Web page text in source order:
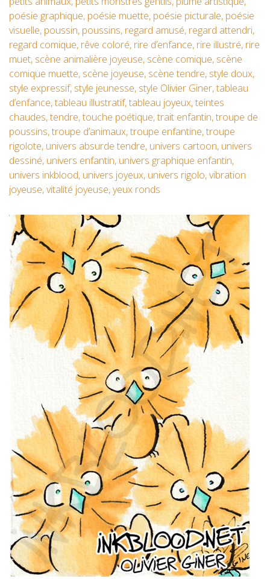
poésie graphique, poésie muette, poésie picturale, poésie
visuelle, poussin, poussins, regard amusé, regard attendri,
regard comique, rêve coloré, rire d’enfance, rire illustré, rire
muet, scène animalière joyeuse, scène comique, scène
comique muette, scène joyeuse, scène tendre, style doux,
style expressif, style jeunesse, style Olivier Giner,tableau
d’enfance,tableau illustratif,tableau joyeux,teintes
chaudes,tendre,touche poétique,trait enfantin,troupe de
poussins,troupe d’animaux,troupe enfantine,troupe
rigolote, univers absurde tendre, univers cartoon, univers
dessiné, univers enfantin, univers graphique enfantin,
univers inkblood, univers joyeux, univers rigolo,vibration
joyeuse,vitalité joyeuse,yeux ronds